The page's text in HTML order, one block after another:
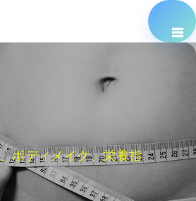
ディメイク、栄養指導などに